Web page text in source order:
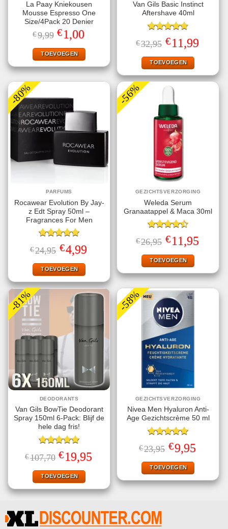
La Paay Kniekousen
Mousse Espresso One
Size/4Pack 20 Denier
€9,99 Oorspronkelijke
prijs
was:
€9,99.
€1,00
is:
€1,00.
TOEVOEGEN
Van Gils Basic Instinct
Aftershave 40ml
Gewaardeerd
4.71uit 5
€32,95 Oorspronkelijke
prijs
was:
€32,95.
€11,99Huidige
prijs
TOEVOEGEN
-80%
PARFUMS
Rocawear Evolution By Jay-
z Edt Spray 50ml –
Fragrances For Men
Gewaardeerd
5.00uit 5
€24,95 Oorspronkelijke
prijs
was:
€24,95.
€4,99Huidige
prijs
TOEVOEGEN
-56%
GEZICHTSVERZORGING
Weleda Serum
Granaatappel & Maca 30ml
Gewaardeerd
4.50uit 5
€26,95 Oorspronkelijke
prijs
was:
€26,95.
€11,95prijs
TOEVOEGEN
-81%
DEODORANTS
Van Gils BowTie Deodorant
Spray 150ml 6-Pack: Blijf de
hele dag fris!
Gewaardeerd
5.00uit 5
€107,70 Oorspronkelijke
prijs
was:
€107,70.
€19,95
TOEVOEGEN
-58%
GEZICHTSVERZORGING
Nivea Men Hyaluron Anti-
Age Gezichtscrème 50 ml
Gewaardeerd
5.00uit 5
€23,95 Oorspronkelijke
prijs
was:
€23,95.
€9,95prijs
TOEVOEGEN